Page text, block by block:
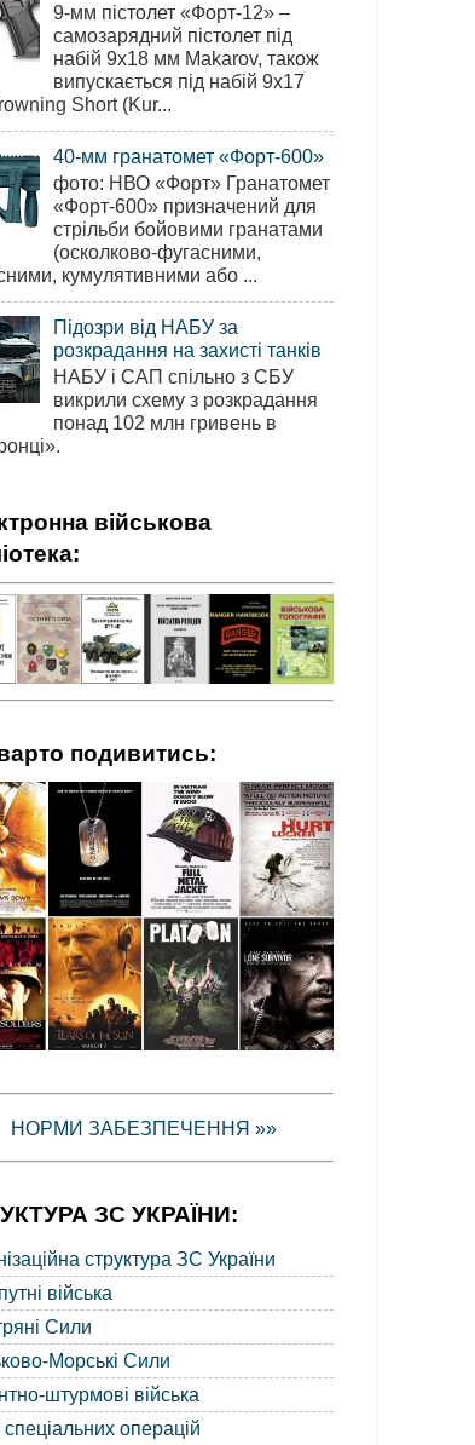
9-мм пістолет «Форт-12» –
самозарядний пістолет під
набій 9х18 мм Makarov, також
випускається під набій 9х17
Short (Kur...
40-мм гранатомет «Форт-600»
фото: НВО «Форт» Гранатомет
«Форт-600» призначений для
стрільби бойовими гранатами
(осколково-фугасними,
кумулятивними або ...
Підозри від НАБУ за
розкрадання на захисті танків
НАБУ і САП спільно з СБУ
викрили схему з розкрадання
понад 102 млн гривень в
військова
подивитись:
НОРМИ ЗАБЕЗПЕЧЕННЯ »»
ЗС УКРАЇНИ:
структура ЗС України
війська
Сили
Морські Сили
штурмові війська
операцій